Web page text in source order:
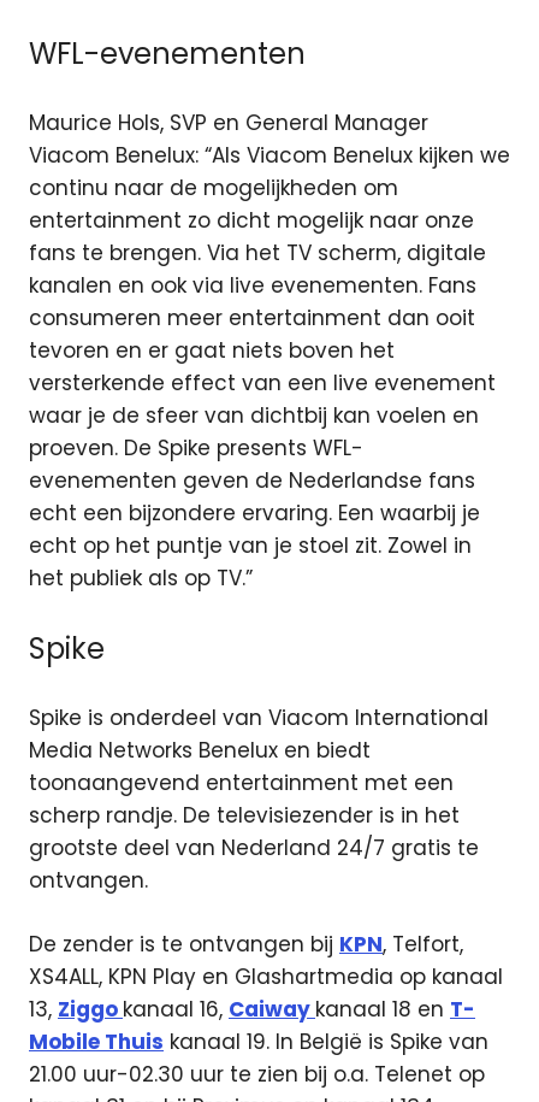
WFL-evenementen
Maurice Hols, SVP en General Manager
Viacom Benelux: “Als Viacom Benelux kijken we
continu naar de mogelijkheden om
entertainment zo dicht mogelijk naar onze
fans te brengen. Via het TV scherm, digitale
kanalen en ook via live evenementen. Fans
consumeren meer entertainment dan ooit
tevoren en er gaat niets boven het
versterkende effect van een live evenement
waar je de sfeer van dichtbij kan voelen en
proeven. De Spike presents WFL-
evenementen geven de Nederlandse fans
echt een bijzondere ervaring. Een waarbij je
echt op het puntje van je stoel zit. Zowel in
het publiek als op TV.”
Spike
Spike is onderdeel van Viacom International
Media Networks Benelux en biedt
toonaangevend entertainment met een
scherp randje. De televisiezender is in het
grootste deel van Nederland 24/7 gratis te
ontvangen.
De zender is te ontvangen bij KPN, Telfort,
XS4ALL, KPN Play en Glashartmedia op kanaal
13, Ziggo kanaal 16, Caiway kanaal 18 en T-
Mobile Thuis kanaal 19. In België is Spike van
21.00 uur-02.30 uur te zien bij o.a. Telenet op